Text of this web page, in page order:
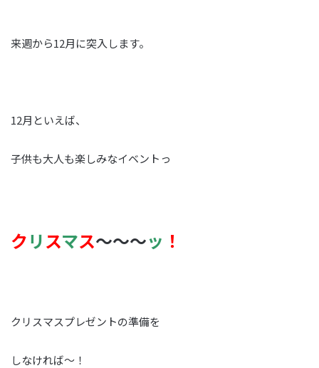
来週から12月に突入します。
12月といえば、
子供も大人も楽しみなイベントっ
クリスマス～～～ッ ！
クリスマスプレゼントの準備を
しなければ～！